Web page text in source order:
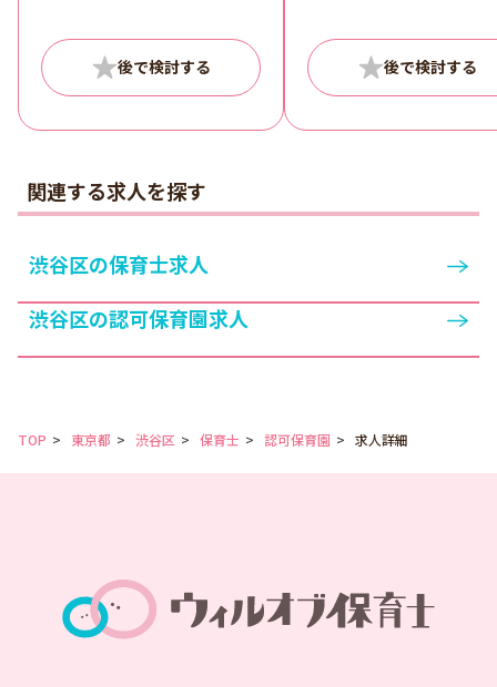
日々の生活を大切にしてい
ます。多すぎる行事は子ど
もや職員の負担になってし
事があると考え、どんなこ
います。 また、GKアプリで
社内情報の共有も行なって
お散歩の様子など色んな園
のことを幅広く知ることが
できます。
関連する求人を探す
渋谷区の保育士求人
渋谷区の認可保育園求人
TOP 東京都 渋谷区 保育士 認可保育園 求人詳細